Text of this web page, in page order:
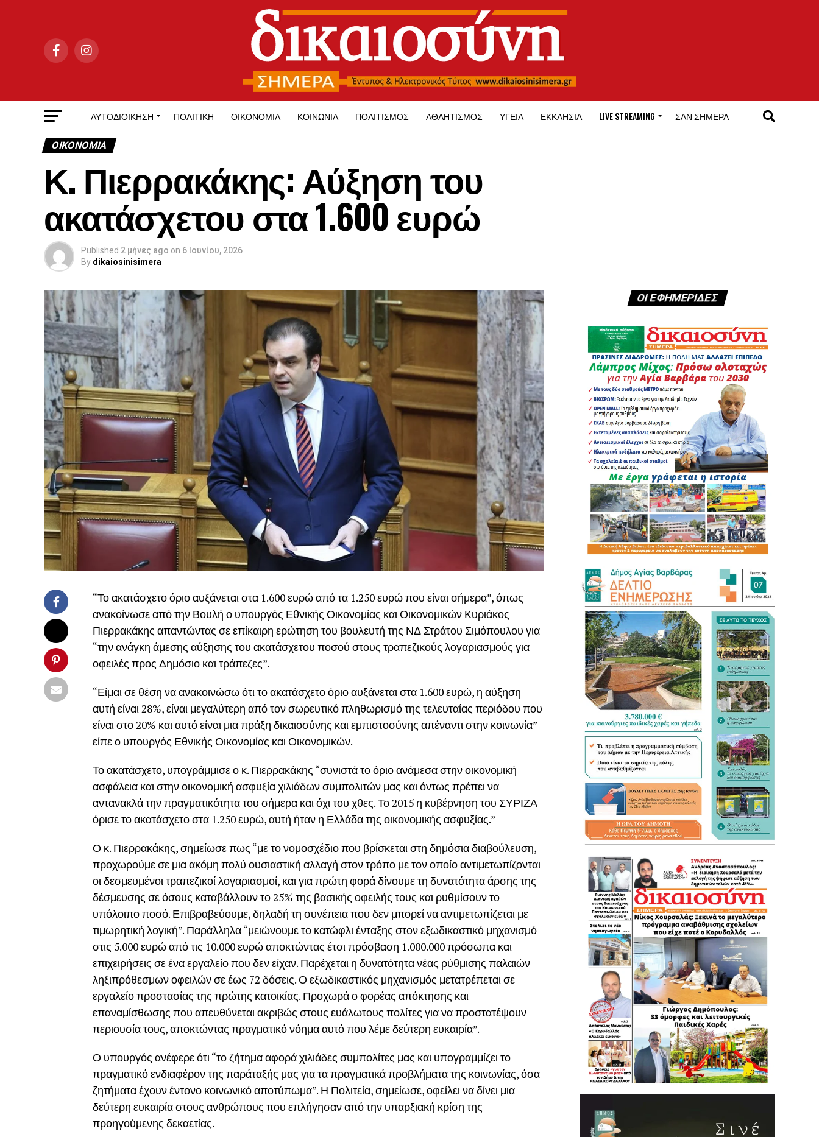
ΑΥΤΟΔΙΟΊΚΗΣΗ ΠΟΛΙΤΙΚΉ ΟΙΚΟΝΟΜΊΑ ΚΟΙΝΩΝΊΑ ΠΟΛΙΤΙΣΜΌΣ ΑΘΛΗΤΙΣΜΌΣ ΥΓΕΊΑ ΕΚΚΛΗΣΊΑ LIVE STREAMING ΣΑΝ ΣΉΜΕΡΑ
ΟΙΚΟΝΟΜΊΑ
Κ. Πιερρακάκης: Αύξηση του
ακατάσχετου στα 1.600 ευρώ
Published 2 μήνες ago on 6 Ιουνίου, 2026
By dikaiosinisimera
“Το ακατάσχετο όριο αυξάνεται στα 1.600 ευρώ από τα 1.250 ευρώ που είναι σήμερα”, όπως
ανακοίνωσε από την Βουλή ο υπουργός Εθνικής Οικονομίας και Οικονομικών Κυριάκος
Πιερρακάκης απαντώντας σε επίκαιρη ερώτηση του βουλευτή της ΝΔ Στράτου Σιμόπουλου για
“την ανάγκη άμεσης αύξησης του ακατάσχετου ποσού στους τραπεζικούς λογαριασμούς για
οφειλές προς Δημόσιο και τράπεζες”.
“Είμαι σε θέση να ανακοινώσω ότι το ακατάσχετο όριο αυξάνεται στα 1.600 ευρώ, η αύξηση
αυτή είναι 28%, είναι μεγαλύτερη από τον σωρευτικό πληθωρισμό της τελευταίας περιόδου που
είναι στο 20% και αυτό είναι μια πράξη δικαιοσύνης και εμπιστοσύνης απέναντι στην κοινωνία”
είπε ο υπουργός Εθνικής Οικονομίας και Οικονομικών.
Το ακατάσχετο, υπογράμμισε ο κ. Πιερρακάκης “συνιστά το όριο ανάμεσα στην οικονομική
ασφάλεια και στην οικονομική ασφυξία χιλιάδων συμπολιτών μας και όντως πρέπει να
αντανακλά την πραγματικότητα του σήμερα και όχι του χθες. Το 2015 η κυβέρνηση του ΣΥΡΙΖΑ
όρισε το ακατάσχετο στα 1.250 ευρώ, αυτή ήταν η Ελλάδα της οικονομικής ασφυξίας.”
Ο κ. Πιερρακάκης, σημείωσε πως “με το νομοσχέδιο που βρίσκεται στη δημόσια διαβούλευση,
προχωρούμε σε μια ακόμη πολύ ουσιαστική αλλαγή στον τρόπο με τον οποίο αντιμετωπίζονται
οι δεσμευμένοι τραπεζικοί λογαριασμοί, και για πρώτη φορά δίνουμε τη δυνατότητα άρσης της
δέσμευσης σε όσους καταβάλλουν το 25% της βασικής οφειλής τους και ρυθμίσουν το
υπόλοιπο ποσό. Επιβραβεύουμε, δηλαδή τη συνέπεια που δεν μπορεί να αντιμετωπίζεται με
τιμωρητική λογική”. Παράλληλα “μειώνουμε το κατώφλι ένταξης στον εξωδικαστικό μηχανισμό
στις 5.000 ευρώ από τις 10.000 ευρώ αποκτώντας έτσι πρόσβαση 1.000.000 πρόσωπα και
επιχειρήσεις σε ένα εργαλείο που δεν είχαν. Παρέχεται η δυνατότητα νέας ρύθμισης παλαιών
ληξιπρόθεσμων οφειλών σε έως 72 δόσεις. Ο εξωδικαστικός μηχανισμός μετατρέπεται σε
εργαλείο προστασίας της πρώτης κατοικίας. Προχωρά ο φορέας απόκτησης και
επαναμίσθωσης που απευθύνεται ακριβώς στους ευάλωτους πολίτες για να προστατέψουν
περιουσία τους, αποκτώντας πραγματικό νόημα αυτό που λέμε δεύτερη ευκαιρία”.
Ο υπουργός ανέφερε ότι “το ζήτημα αφορά χιλιάδες συμπολίτες μας και υπογραμμίζει το
πραγματικό ενδιαφέρον της παράταξής μας για τα πραγματικά προβλήματα της κοινωνίας, όσα
ζητήματα έχουν έντονο κοινωνικό αποτύπωμα”. Η Πολιτεία, σημείωσε, οφείλει να δίνει μια
δεύτερη ευκαιρία στους ανθρώπους που επλήγησαν από την υπαρξιακή κρίση της
προηγούμενης δεκαετίας.
ΟΙ ΕΦΗΜΕΡΙΔΕΣ